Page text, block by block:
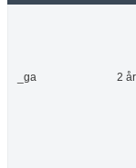
_ga 2 år